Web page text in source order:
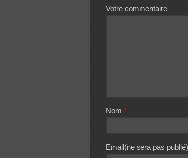
Votre commentaire
Nom *
Email(ne sera pas publié)